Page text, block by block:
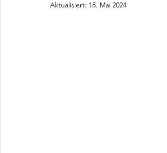
Aktualisiert: 18. Mai 2024